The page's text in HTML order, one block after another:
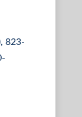
823-